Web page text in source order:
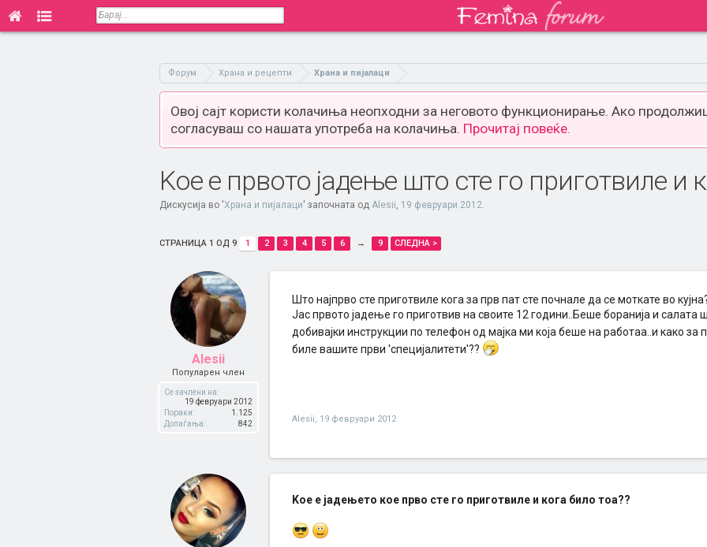
Форум Храна и рецепти Храна и пијалаци
Овој сајт користи колачиња неопходни за неговото функционирање. Ако
согласуваш со нашата употреба на колачиња. Прочитај повеќе.
Kое е првото јадење што сте го приготвиле и
Дискусија во 'Храна и пијалаци' започната од Alesii, 19 февруари 2012.
СТРАНИЦА 1 ОД 9 1 2 3 4 5 6 → 9 СЛЕДНА >
Alesii
Популарен член
Се зачлени на:
19 февруари 2012
Пораки:
1.125
Допаѓања:
842
Што најпрво сте приготвиле кога за прв пат сте почнале да се моткате во
Jас првото јадење го приготвив на своите 12 години..Беше боранија и салата
добивајки инструкции по телефон од мајка ми која беше на работаа..и како за
биле вашите први 'специјалитети'??
Alesii, 19 февруари 2012
Kое е јадењето кое прво сте го приготвиле и кога било тоа??